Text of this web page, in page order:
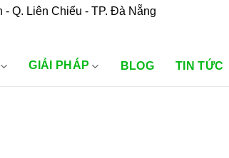
- Q. Liên Chiểu - TP. Đà Nẵng
GIẢI PHÁP BLOG TIN TỨC